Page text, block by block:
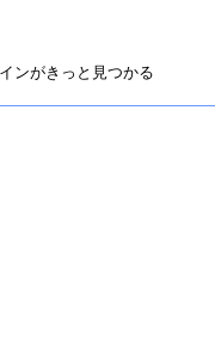
ンがきっと見つかる